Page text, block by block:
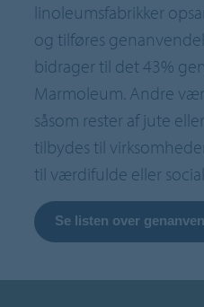
linoleumsfabrikker
og tilføres
bidrager til det 43%
Marmoleum. Andre
såsom rester af jute
tilbydes til
til værdifulde eller
Se listen over